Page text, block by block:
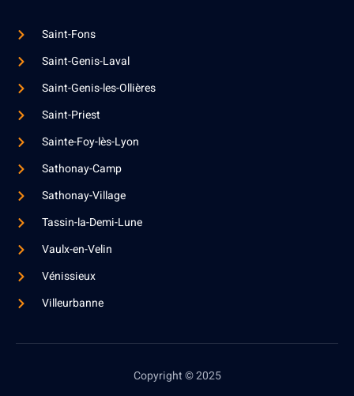
Saint-Fons
Saint-Genis-Laval
Saint-Genis-les-Ollières
Saint-Priest
Sainte-Foy-lès-Lyon
Sathonay-Camp
Sathonay-Village
Tassin-la-Demi-Lune
Vaulx-en-Velin
Vénissieux
Villeurbanne
Copyright © 2025